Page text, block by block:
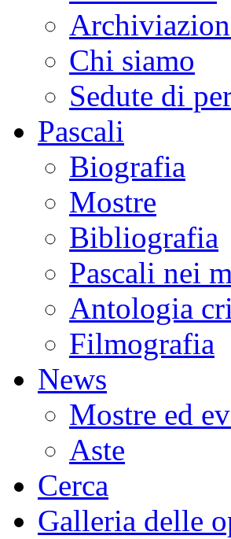
Chi siamo
Sedute di
Pascali
Biografia
Mostre
Bibliografia
Pascali nei
Antologia
Filmografia
News
Mostre ed
Aste
Cerca
Galleria delle